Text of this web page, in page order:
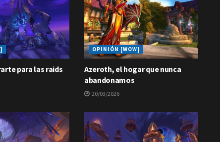
para las raids
OPINIÓN [WOW]
Azeroth, el hogar que nunca
abandonamos
20/03/2026